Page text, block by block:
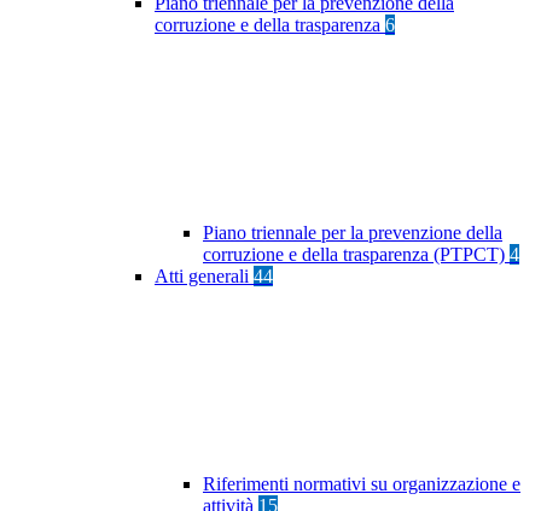
corruzione e della trasparenza 6
Piano triennale per la prevenzione della
corruzione e della trasparenza (PTPCT) 4
Atti generali 44
Riferimenti normativi su organizzazione e
attività 15